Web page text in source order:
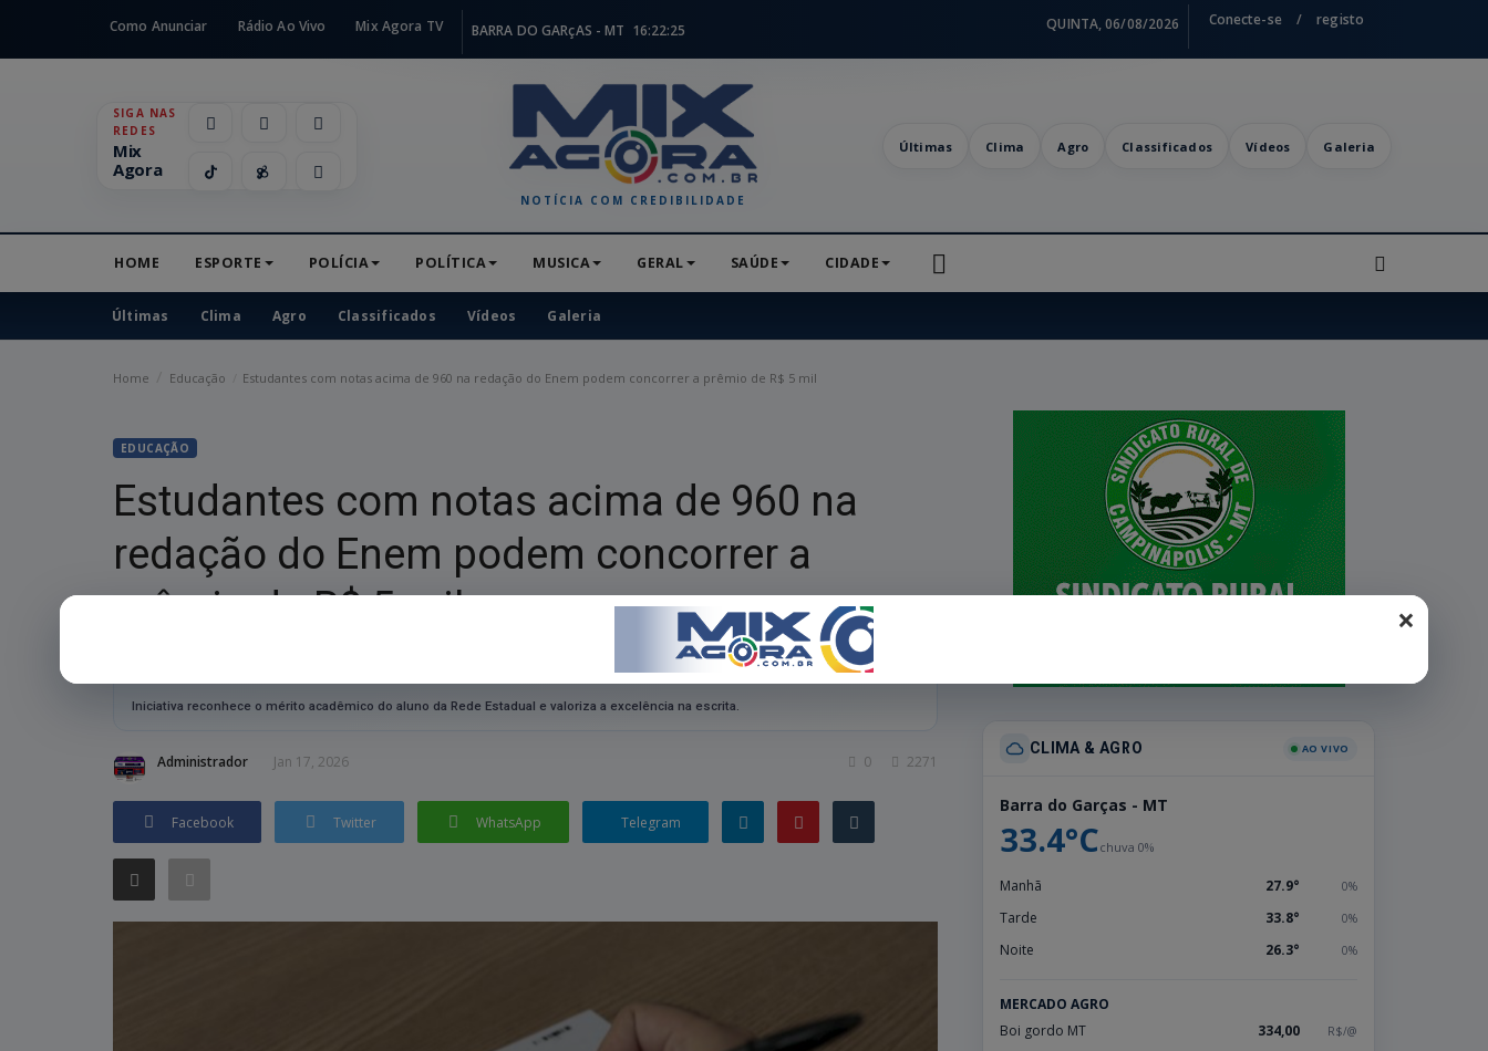
Como Anunciar Rádio Ao Vivo Mix Agora TV BARRA DO GARçAS - MT 16:22:26 QUINTA, 06/08/2026 Conecte-se / registo
SIGA NAS
REDES
Mix
Agora
NOTÍCIA COM CREDIBILIDADE
Últimas Clima Agro Classificados Vídeos Galeria
HOME ESPORTE POLÍCIA POLÍTICA MUSICA GERAL SAÚDE CIDADE
Últimas Clima Agro Classificados Vídeos Galeria
×
Home Educação Estudantes com notas acima de 960 na redação do Enem podem concorrer a prêmio de R$ 5 mil
EDUCAÇÃO
Estudantes com notas acima de 960 na
redação do Enem podem concorrer a
prêmio de R$ 5 mil
Iniciativa reconhece o mérito acadêmico do aluno da Rede Estadual e valoriza a excelência na escrita.
Administrador Jan 17, 2026 2271
0
Facebook Twitter WhatsApp Telegram
CLIMA & AGRO AO VIVO
Barra do Garças - MT
33.4°Cchuva 0%
Manhã 27.9° 0%
Tarde 33.8° 0%
Noite 26.3° 0%
MERCADO AGRO
Boi gordo MT
334,00 R$/@